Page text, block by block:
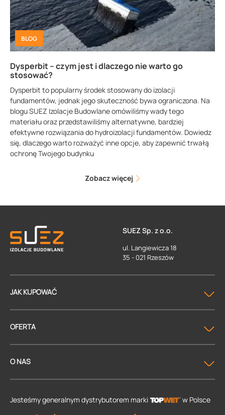
BLOG
Dysperbit – czym jest i dlaczego nie warto go
stosować?
Dysperbit to popularny środek stosowany do izolacji
fundamentów, jednak jego skuteczność bywa ograniczona. Na
blogu SUEZ Izolacje Budowlane omówiliśmy wady tego
materiału oraz przedstawiliśmy alternatywne, bardziej
efektywne rozwiązania do hydroizolacji fundamentów. Dowiedz
się, dlaczego warto rozważyć inne opcje, aby zapewnić trwałą
ochronę Twojego budynku
Zobacz więcej
SUEZ Sp. z o.o.
ul. Langiewicza 18
35 - 021 Rzeszów
JAK KUPOWAĆ
OFERTA
O NAS
Jesteśmy generalnym dystrybutorem marki w Polsce